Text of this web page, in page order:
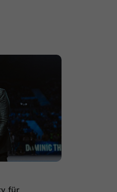
für